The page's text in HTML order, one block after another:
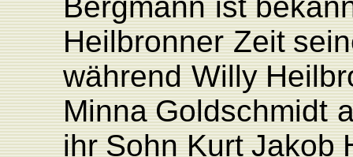
Heilbronner Zeit
während Willy
Minna Goldschmidt
ihr Sohn Kurt Jakob